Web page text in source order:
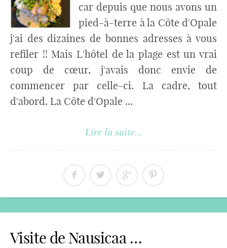
car depuis que nous avons un
pied-à-terre à la Côte d'Opale
j'ai des dizaines de bonnes adresses à vous
refiler !! Mais L'hôtel de la plage est un vrai
coup de cœur, j'avais donc envie de
commencer par celle-ci. La cadre, tout
d'abord. La Côte d'Opale ...
Lire la suite...
Visite de Nausicaa …